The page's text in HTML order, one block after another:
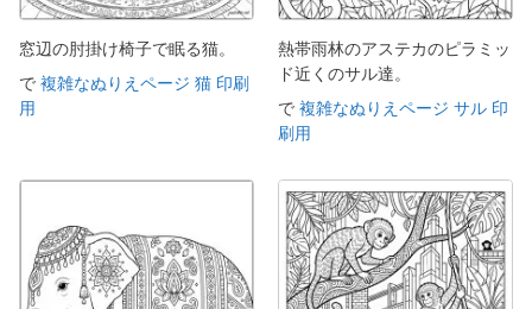
窓辺の肘掛け椅子で眠る猫。
で 複雑なぬりえページ 猫 印刷
用
熱帯雨林のアステカのピラミッ
ド近くのサル達。
で 複雑なぬりえページ サル 印
刷用